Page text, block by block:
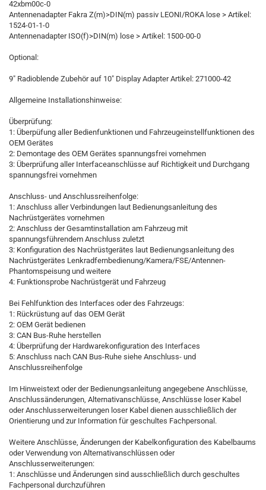
42xbm00c-0
Antennenadapter Fakra Z(m)>DIN(m) passiv LEONI/ROKA lose > Artikel:
1524-01-1-0
Antennenadapter ISO(f)>DIN(m) lose > Artikel: 1500-00-0
Optional:
9" Radioblende Zubehör auf 10" Display Adapter Artikel: 271000-42
Allgemeine Installationshinweise:
Überprüfung:
1: Überpüfung aller Bedienfunktionen und Fahrzeugeinstellfunktionen des
OEM Gerätes
2: Demontage des OEM Gerätes spannungsfrei vornehmen
3: Überprüfung aller Interfaceanschlüsse auf Richtigkeit und Durchgang
spannungsfrei vornehmen
Anschluss- und Anschlussreihenfolge:
1: Anschluss aller Verbindungen laut Bedienungsanleitung des
Nachrüstgerätes vornehmen
2: Anschluss der Gesamtinstallation am Fahrzeug mit
spannungsführendem Anschluss zuletzt
3: Konfiguration des Nachrüstgerätes laut Bedienungsanleitung des
Nachrüstgerätes Lenkradfernbedienung/Kamera/FSE/Antennen-
Phantomspeisung und weitere
4: Funktionsprobe Nachrüstgerät und Fahrzeug
Bei Fehlfunktion des Interfaces oder des Fahrzeugs:
1: Rückrüstung auf das OEM Gerät
2: OEM Gerät bedienen
3: CAN Bus-Ruhe herstellen
4: Überprüfung der Hardwarekonfiguration des Interfaces
5: Anschluss nach CAN Bus-Ruhe siehe Anschluss- und
Anschlussreihenfolge
Im Hinweistext oder der Bedienungsanleitung angegebene Anschlüsse,
Anschlussänderungen, Alternativanschlüsse, Anschlüsse loser Kabel
oder Anschlusserweiterungen loser Kabel dienen ausschließlich der
Orientierung und zur Information für geschultes Fachpersonal.
Weitere Anschlüsse, Änderungen der Kabelkonfiguration des Kabelbaums
oder Verwendung von Alternativanschlüssen oder
Anschlusserweiterungen:
1: Anschlüsse und Änderungen sind ausschließlich durch geschultes
Fachpersonal durchzuführen